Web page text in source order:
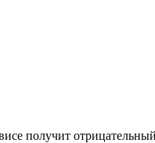
получит